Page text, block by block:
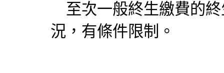
至次一般終生繳費的
況，有條件限制。